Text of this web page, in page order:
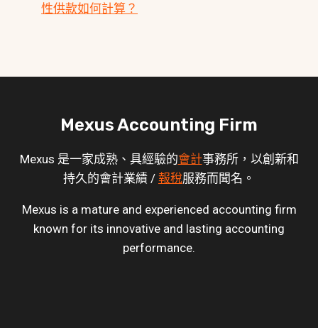
性供款如何計算？
Mexus Accounting Firm
Mexus 是一家成熟、具經驗的會計事務所，以創新和
持久的會計業績 / 報稅服務而聞名。
Mexus is a mature and experienced accounting firm
known for its innovative and lasting accounting
performance.